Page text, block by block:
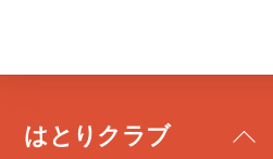
Back
はとりクラブ